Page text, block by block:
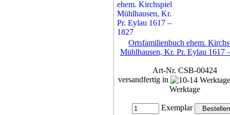
Ortsfamilienbuch ehem.
Mühlhausen, Kr. Pr. Eylau 1617
Art-Nr. CSB-00424
versandfertig in
Werktage
Exemplar